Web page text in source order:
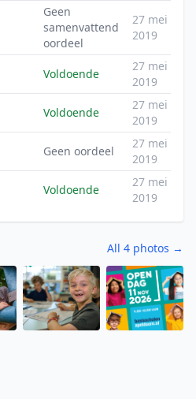
Geen
samenvattend
oordeel
27 mei
2019
Voldoende
27 mei
2019
Voldoende
27 mei
2019
Geen oordeel
27 mei
2019
Voldoende
27 mei
2019
All 4 photos →